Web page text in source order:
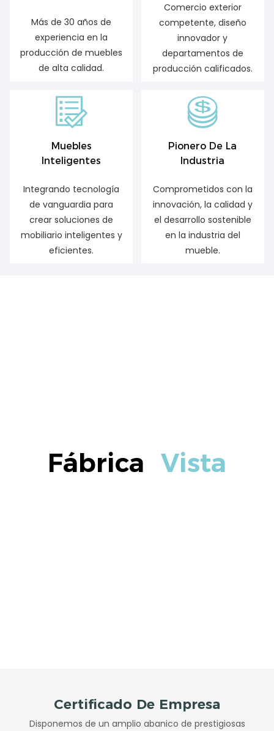
Más de 30 años de
experiencia en la
producción de muebles
de alta calidad.
Comercio exterior
competente, diseño
innovador y
departamentos de
producción calificados.
Muebles
Inteligentes
Integrando tecnología
de vanguardia para
crear soluciones de
mobiliario inteligentes y
eficientes.
Pionero De La
Industria
Comprometidos con la
innovación, la calidad y
el desarrollo sostenible
en la industria del
mueble.
Fábrica Vista
Certificado De Empresa
Disponemos de un amplio abanico de prestigiosas